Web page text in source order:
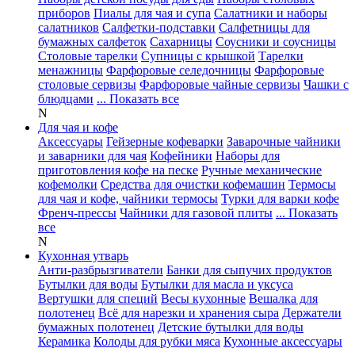
приборов Пиалы для чая и супа Салатники и наборы
салатников Салфетки-подставки Салфетницы для
бумажных салфеток Сахарницы Соусники и соусницы
Столовые тарелки Супницы с крышкой Тарелки
менажницы Фарфоровые селедочницы Фарфоровые
столовые сервизы Фарфоровые чайные сервизы Чашки с
блюдцами ... Показать все
N
Для чая и кофе
Аксессуары Гейзерные кофеварки Заварочные чайники
и заварники для чая Кофейники Наборы для
приготовления кофе на песке Ручные механические
кофемолки Средства для очистки кофемашин Термосы
для чая и кофе, чайники термосы Турки для варки кофе
Френч-прессы Чайники для газовой плиты ... Показать
все
N
Кухонная утварь
Анти-разбрызгиватели Банки для сыпучих продуктов
Бутылки для воды Бутылки для масла и уксуса
Вертушки для специй Весы кухонные Вешалка для
полотенец Всё для нарезки и хранения сыра Держатели
бумажных полотенец Детские бутылки для воды
Керамика Колоды для рубки мяса Кухонные аксессуары